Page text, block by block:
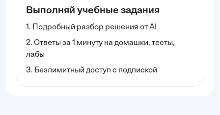
Выполняй учебные задания
1. Подробный разбор решения от AI
2. Ответы за 1 минуту на домашки, тесты,
лабы
3. Безлимитный доступ с подпиской